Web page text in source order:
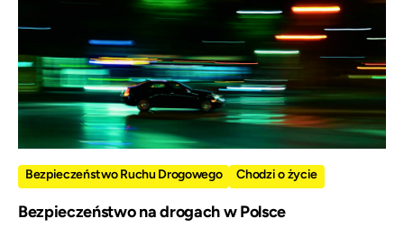
Bezpieczeństwo Ruchu Drogowego Chodzi o życie
Bezpieczeństwo na drogach w Polsce